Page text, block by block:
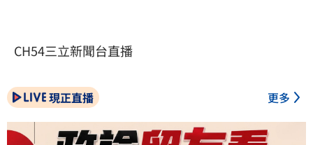
CH54三立新聞台直播
現正直播 更多